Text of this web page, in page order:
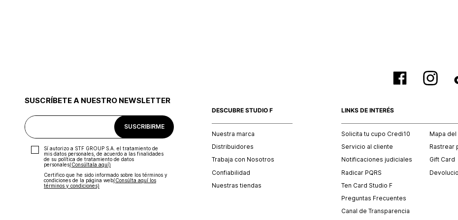
SUSCRÍBETE A NUESTRO NEWSLETTER
SUSCRIBIRME
Sí autorizo a STF GROUP S.A. el tratamiento de
mis datos personales, de acuerdo a las finalidades
de su política de tratamiento de datos
personales‎(Consúltala aquí)
Certifico que he sido informado sobre los términos y
condiciones de la página web‎(Consúlta aquí los
términos y condiciones)
DESCUBRE STUDIO F
Nuestra marca
Distribuidores
Trabaja con Nosotros
Confiabilidad
Nuestras tiendas
LINKS DE INTERÉS
Solicita tu cupo Credi10
Servicio al cliente
Notificaciones judiciales
Radicar PQRS
Ten Card Studio F
Preguntas Frecuentes
Canal de Transparencia
Mapa del
Rastrear
Gift Card